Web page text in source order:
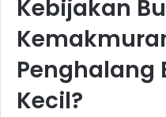
Kebijakan
Penghalang
Kecil?